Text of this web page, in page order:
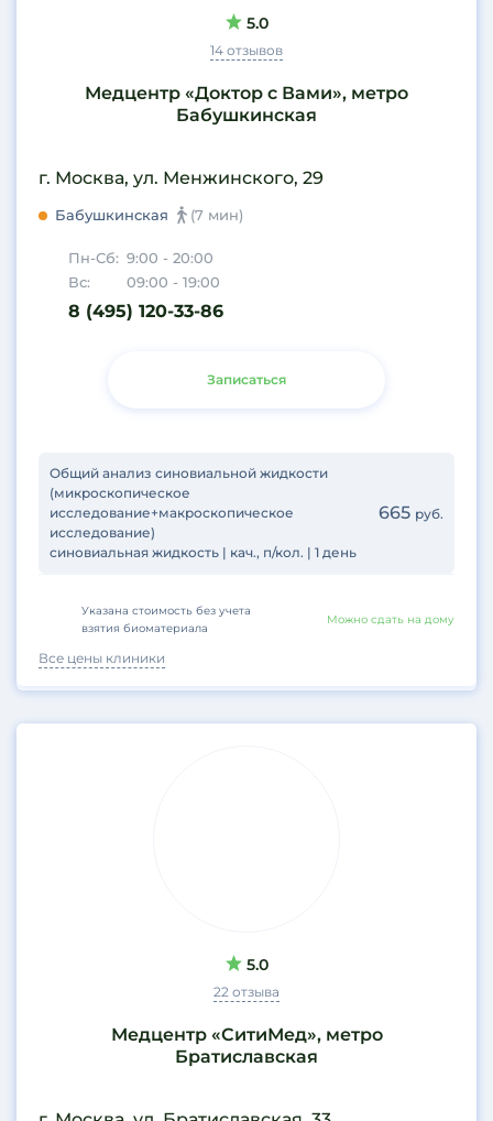
5.0
14 отзывов
Медцентр «Доктор с Вами», метро
Бабушкинская
г. Москва, ул. Менжинского, 29
Бабушкинская (7 мин)
Пн-Сб: 9:00 - 20:00
Вс:
09:00 - 19:00
8 (495) 120-33-86
Записаться
Общий анализ синовиальной жидкости
(микроскопическое
исследование+макроскопическое
исследование)
синовиальная жидкость | кач., п/кол. | 1 день
665 руб.
Все цены клиники
Указана стоимость без учета
взятия биоматериала
Можно сдать на дому
5.0
22 отзыва
Медцентр «СитиМед», метро
Братиславская